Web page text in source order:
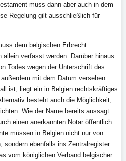
muss dann aber auch in dem
Regelung gilt ausschließlich für
dem belgischen Erbrecht
allein verfasst werden. Darüber hinaus
Todes wegen der Unterschrift des
mit dem Datum versehen
ist, liegt ein in Belgien rechtskräftiges
besteht auch die Möglichkeit,
Wie der Name bereits aussagt
einen anerkannten Notar öffentlich
müssen in Belgien nicht nur von
sondern ebenfalls ins Zentralregister
vom königlichen Verband belgischer